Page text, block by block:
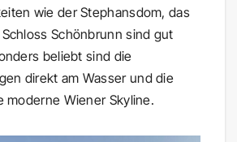
wie der Stephansdom, das
Schönbrunn sind gut
beliebt sind die
direkt am Wasser und die
moderne Wiener Skyline.